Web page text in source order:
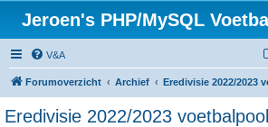
Jeroen's PHP/MySQL
V&A
Forumoverzicht Archief Eredivisie 2022/2023
Eredivisie 2022/2023 voetbalpool